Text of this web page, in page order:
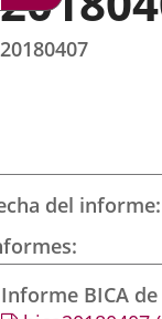
20180407
del informe
Informe BICA